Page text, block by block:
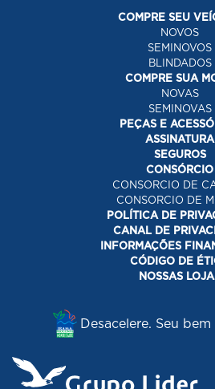
COMPRE SEU
NOVOS
SEMINOVOS
BLINDADOS
COMPRE SUA
NOVAS
SEMINOVAS
PEÇAS E
ASSINATURA
SEGUROS
CONSÓRCIO
CONSORCIO DE
CONSORCIO DE
POLÍTICA DE
CANAL DE
INFORMAÇÕES
CÓDIGO DE
NOSSAS
Desacelere. Seu